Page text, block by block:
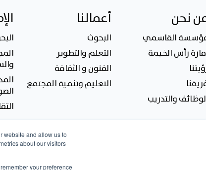
website and allow us to
about our visitors
your preference
نحن
القاسمي
رأس الخيمة
والتدريب
أعمالنا
البحوث
التعلم والتطوير
الفنون و الثقافة
التعليم وتنمية المجتمع